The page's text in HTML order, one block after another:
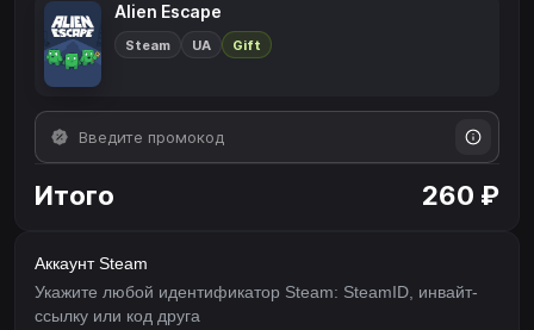
Alien Escape
Steam UA Gift
Итого 260 ₽
Аккаунт Steam
Укажите любой идентификатор Steam: SteamID, инвайт-
ссылку или код друга